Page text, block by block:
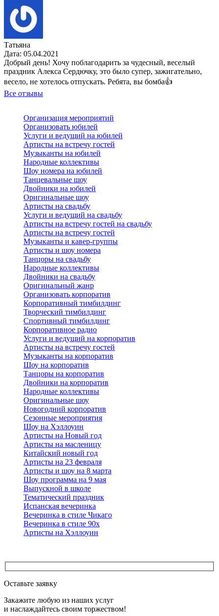
Татьяна
Дата: 05.04.2021
Добрый день! Хочу поблагодарить за чудесный, веселый
праздник Алекса Сердючку, это было супер, зажигательно,
весело, не хотелось отпускать. Ребята, вы бомба👍
Все отзывы
Организация мероприятий
Организовать юбилей
Услуги и ведущий на юбилей
Артисты на встречу гостей
Музыканты на юбилей
Народные коллективы
Шоу номера на юбилей
Танцевальные шоу
Двойники на юбилей
Оригинальные шоу
Артисты на свадьбу
Услуги и ведущий на свадьбу
Артисты на встречу гостей на свадьбу
Артисты на встречу гостей
Музыканты и кавер-группы
Артисты и шоу номера
Танцоры на свадьбу
Народные коллективы
Двойники на свадьбу
Оригинальный жанр
Организовать корпоратив
Корпоративный тимбилдинг
Творческий тимбилдинг
Спортивный тимбилдинг
Корпоративное радио
Услуги и ведущий на корпоратив
Артисты на встречу гостей
Музыканты на корпоратив
Шоу на корпоратив
Танцоры на корпоратив
Двойники на корпоратив
Народные коллективы
Оригинальные шоу
Новогодний корпоратив
Сезонные мероприятия
Шоу на Хэллоуин
Артисты на Новый год
Артисты на масленицу
Китайский новый год
Артисты на 23 февраля
Артисты и шоу на 8 марта
Шоу программа на 9 мая
Выпускной в школе
Тематический праздник
Испанская вечеринка
Вечеринка в стиле Чикаго
Вечеринка в стиле 90х
Артисты на Хэллоуин
Оставьте заявку
Закажите любую из наших услуг
и наслаждайтесь своим торжеством!